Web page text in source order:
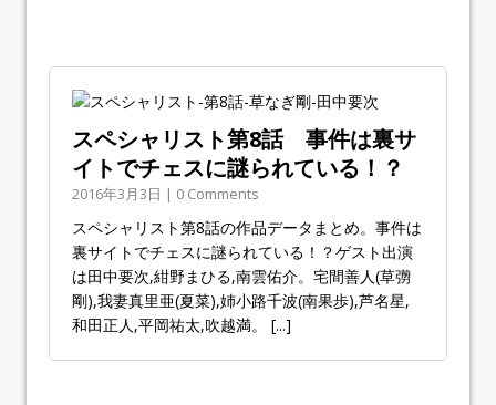
スペシャリスト第8話 事件は裏サ
イトでチェスに謎られている！？
2016年3月3日 | 0 Comments
スペシャリスト第8話の作品データまとめ。事件は
裏サイトでチェスに謎られている！？ゲスト出演
は田中要次,紺野まひる,南雲佑介。宅間善人(草彅
剛),我妻真里亜(夏菜),姉小路千波(南果歩),芦名星,
和田正人,平岡祐太,吹越満。 [...]